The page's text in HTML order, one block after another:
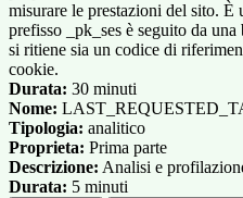
misurare le prestazioni del sito.
prefisso _pk_ses è seguito da
si ritiene sia un codice di
cookie.
Durata: 30 minuti
Nome:
Tipologia: analitico
Proprieta: Prima parte
Descrizione: Analisi e
Durata: 5 minuti